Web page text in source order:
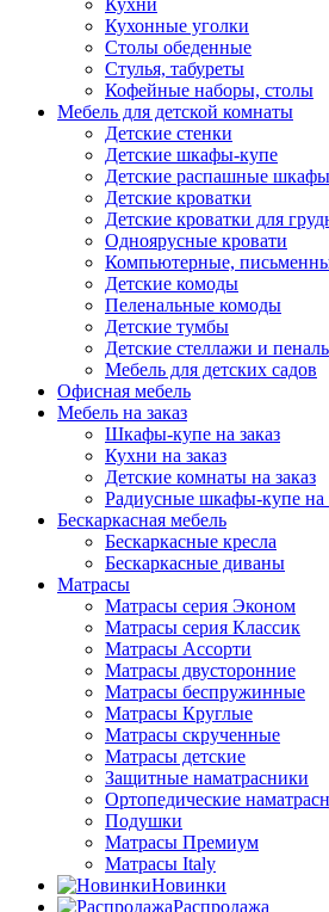
Кухни
Кухонные уголки
Столы обеденные
Стулья, табуреты
Кофейные наборы, столы
Мебель для детской комнаты
Детские стенки
Детские шкафы-купе
Детские распашные шкафы
Детские кроватки
Детские кроватки для
Одноярусные кровати
Компьютерные,
Детские комоды
Пеленальные комоды
Детские тумбы
Детские стеллажи и
Мебель для детских садов
Офисная мебель
Мебель на заказ
Шкафы-купе на заказ
Кухни на заказ
Детские комнаты на заказ
Радиусные шкафы-купе на
Бескаркасная мебель
Бескаркасные кресла
Бескаркасные диваны
Матрасы
Матрасы серия Эконом
Матрасы серия Классик
Матрасы Ассорти
Матрасы двусторонние
Матрасы беспружинные
Матрасы Круглые
Матрасы скрученные
Матрасы детские
Защитные наматрасники
Ортопедические
Подушки
Матрасы Премиум
Матрасы Italy
Новинки
Распродажа